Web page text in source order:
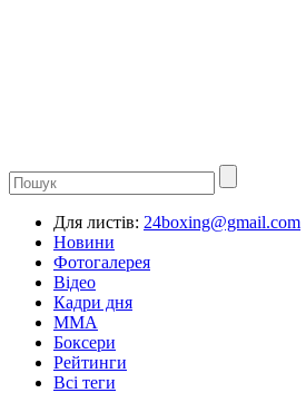
Для листів: 24boxing@gmail.com
Новини
Фотогалерея
Відео
Кадри дня
ММА
Боксери
Рейтинги
Всі теги